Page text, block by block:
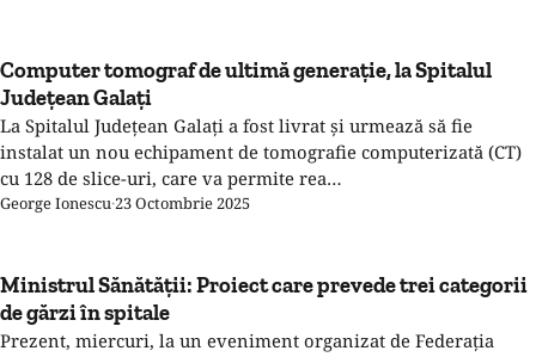
Computer tomograf de ultimă generație, la Spitalul
Județean Galați
La Spitalul Județean Galați a fost livrat și urmează să fie
instalat un nou echipament de tomografie computerizată (CT)
cu 128 de slice-uri, care va permite rea…
George Ionescu·23 Octombrie 2025
Ministrul Sănătății: Proiect care prevede trei categorii
de gărzi în spitale
Prezent, miercuri, la un eveniment organizat de Federația